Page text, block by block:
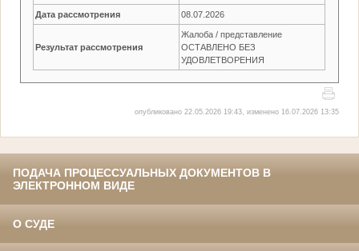
Дата рассмотрения 08.07.2026
Результат рассмотрения
Жалоба / представление
ОСТАВЛЕНО БЕЗ
УДОВЛЕТВОРЕНИЯ
опубликовано 22.05.2026 19:43, изменено 16.07.2026 13:35
ПОДАЧА ПРОЦЕССУАЛЬНЫХ ДОКУМЕНТОВ В
ЭЛЕКТРОННОМ ВИДЕ
О СУДЕ